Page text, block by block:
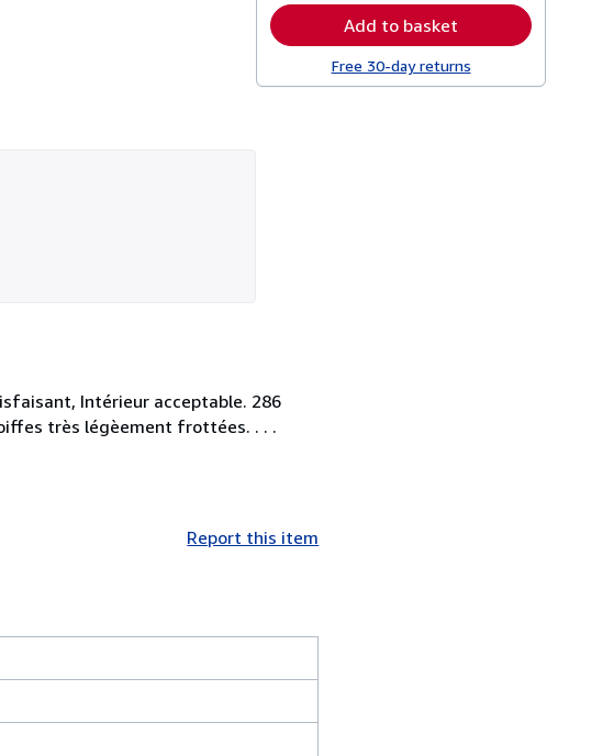
Add to basket
Free 30-day returns
Intérieur acceptable. 286
très légèement frottées. . . .
Report this item